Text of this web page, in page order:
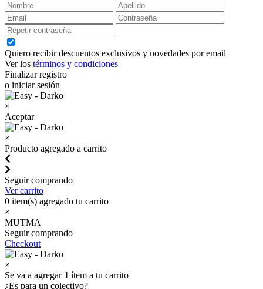
Quiero recibir descuentos exclusivos y novedades por email
Ver los términos y condiciones
Finalizar registro
o iniciar sesión
×
Aceptar
×
Producto agregado a carrito
Seguir comprando
Ver carrito
0 item(s) agregado tu carrito
×
MUTMA
Seguir comprando
Checkout
×
Se va a agregar 1 ítem a tu carrito
¿Es para un colectivo?